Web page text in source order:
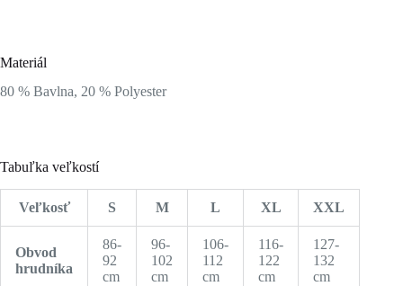
Materiál
80 % Bavlna, 20 % Polyester
Tabuľka veľkostí
Veľkosť S M L XL XXL
Obvod
hrudníka
86-
92
cm
96-
102
cm
106-
112
cm
116-
122
cm
127-
132
cm